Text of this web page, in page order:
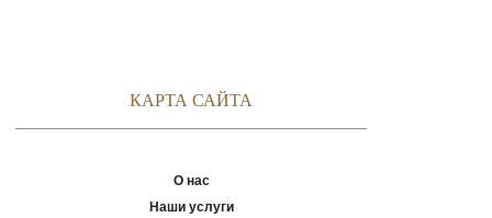
КАРТА САЙТА
О нас
Наши услуги